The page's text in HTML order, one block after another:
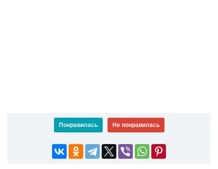
Понравилась Не понравилась